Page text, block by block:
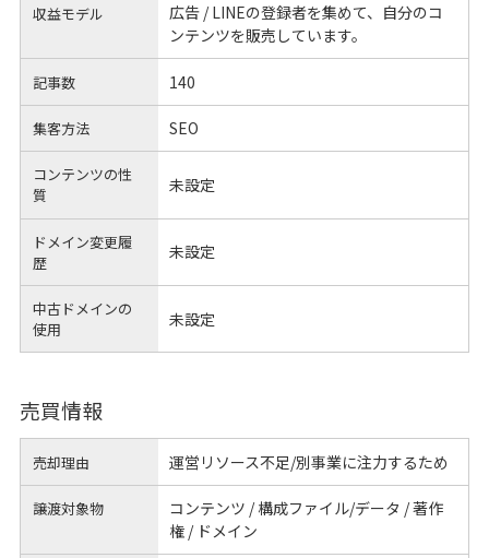
収益モデル
広告 / LINEの登録者を集めて、自分のコ
ンテンツを販売しています。
記事数 140
集客方法 SEO
コンテンツの性
質
未設定
ドメイン変更履
歴
未設定
中古ドメインの
使用
未設定
売買情報
売却理由 運営リソース不足/別事業に注力するため
譲渡対象物
コンテンツ / 構成ファイル/データ / 著作
権 / ドメイン